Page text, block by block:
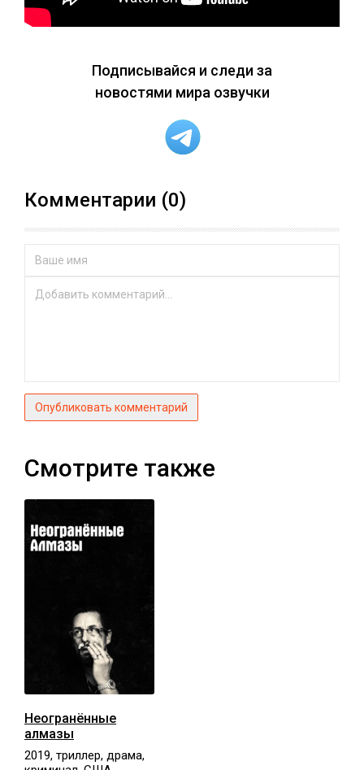
Подписывайся и следи за
новостями мира озвучки
Комментарии (0)
Опубликовать комментарий
Смотрите также
Неогранённые
алмазы
2019, триллер, драма,